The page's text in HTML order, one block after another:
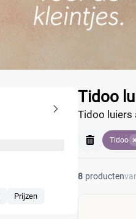
Prijzen
Tidoo
Tidoo luiers
deal - bestel
Tidoo
8 producten